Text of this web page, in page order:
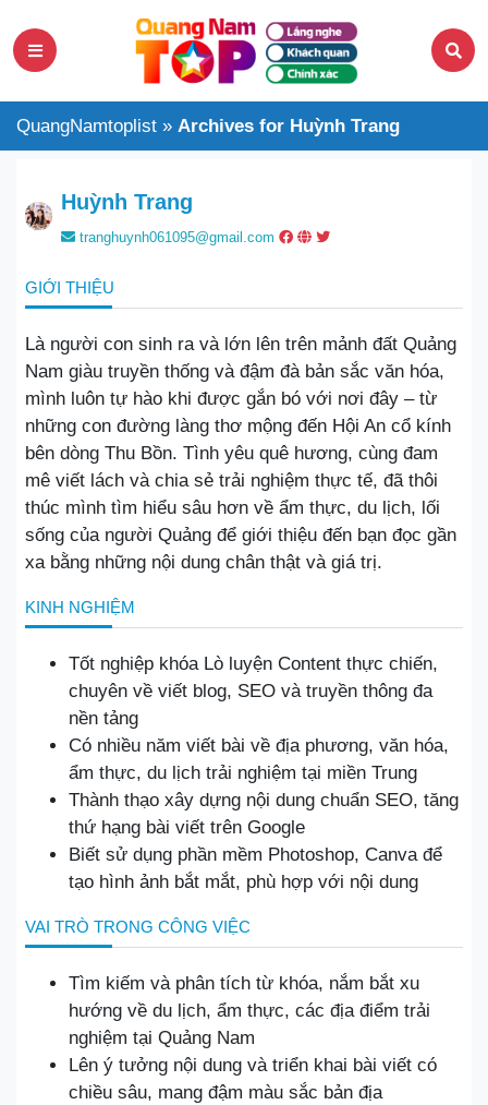
QuangNamtoplist » Archives for Huỳnh Trang
Huỳnh Trang
tranghuynh061095@gmail.com
GIỚI THIỆU
Là người con sinh ra và lớn lên trên mảnh đất Quảng
Nam giàu truyền thống và đậm đà bản sắc văn hóa,
mình luôn tự hào khi được gắn bó với nơi đây – từ
những con đường làng thơ mộng đến Hội An cổ kính
bên dòng Thu Bồn. Tình yêu quê hương, cùng đam
mê viết lách và chia sẻ trải nghiệm thực tế, đã thôi
thúc mình tìm hiểu sâu hơn về ẩm thực, du lịch, lối
sống của người Quảng để giới thiệu đến bạn đọc gần
xa bằng những nội dung chân thật và giá trị.
KINH NGHIỆM
Tốt nghiệp khóa Lò luyện Content thực chiến,
chuyên về viết blog, SEO và truyền thông đa
nền tảng
Có nhiều năm viết bài về địa phương, văn hóa,
ẩm thực, du lịch trải nghiệm tại miền Trung
Thành thạo xây dựng nội dung chuẩn SEO, tăng
thứ hạng bài viết trên Google
Biết sử dụng phần mềm Photoshop, Canva để
tạo hình ảnh bắt mắt, phù hợp với nội dung
VAI TRÒ TRONG CÔNG VIỆC
Tìm kiếm và phân tích từ khóa, nắm bắt xu
hướng về du lịch, ẩm thực, các địa điểm trải
nghiệm tại Quảng Nam
Lên ý tưởng nội dung và triển khai bài viết có
chiều sâu, mang đậm màu sắc bản địa